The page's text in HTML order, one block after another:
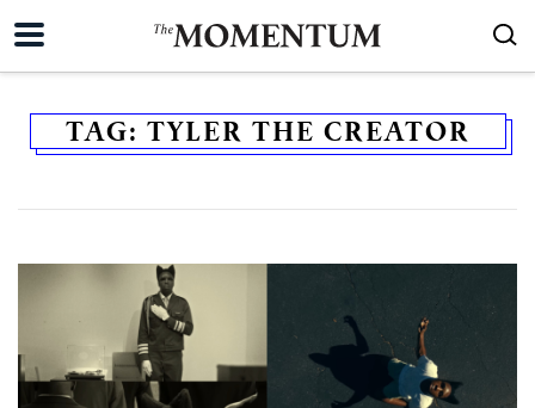
TAG: TYLER THE CREATOR